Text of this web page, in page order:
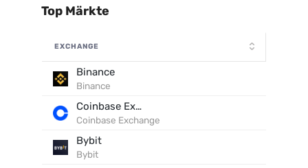
Top Märkte
EXCHANGE
Binance
Binance
Coinbase Exchange
Coinbase Exchange
Bybit
Bybit